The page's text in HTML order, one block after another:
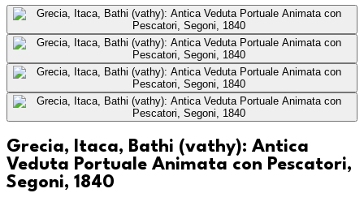
Grecia, Itaca, Bathi (vathy): Antica
Veduta Portuale Animata con Pescatori,
Segoni, 1840